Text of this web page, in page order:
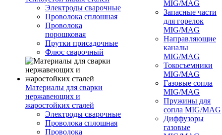
Электроды сварочные
Проволока сплошная
Проволока
порошковая
Прутки присадочные
Флюс сварочный
Материалы для сварки
нержавеющих и
жаростойких сталей
Электроды сварочные
Проволока сплошная
Проволока
MIG/MAG
Запасные части
для горелок
MIG/MAG
Направляющие
каналы
MIG/MAG
Токосъемники
MIG/MAG
Газовые сопла
MIG/MAG
Пружины для
сопла MIG/MAG
Диффузоры
газовые